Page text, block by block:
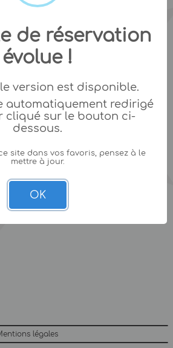
légales
de réservation
évolue !
version est disponible.
automatiquement redirigé
cliqué sur le bouton ci-
dessous.
site dans vos favoris, pensez à le
mettre à jour.
OK